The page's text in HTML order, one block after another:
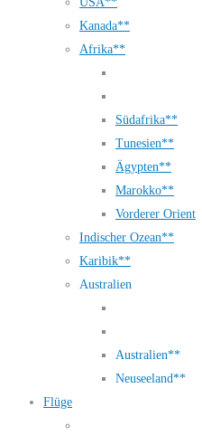
Kanada**
Afrika**
Südafrika**
Tunesien**
Ägypten**
Marokko**
Vorderer Orient
Indischer Ozean**
Karibik**
Australien
Australien**
Neuseeland**
Flüge